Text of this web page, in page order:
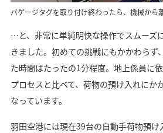
バゲージタグを取り付け終わったら、機械から
…と、非常に単純明快な操作でスムーズ
きました。初めての挑戦にもかかわらず
た時間はたったの1分程度。地上係員に
プロセスと比べて、荷物の預け入れにか
なっています。
羽田空港には現在39台の自動手荷物預け